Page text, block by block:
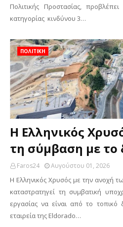
Πολιτικής Προστασίας,
κατηγορίας κινδύνου 3…
ΠΟΛΙΤΙΚΗ
Η Ελληνικός
τη σύμβαση με το
Faros24 Αυγούστου 01, 2026
Η Ελληνικός Χρυσός με την ανοχή
καταστρατηγεί τη συμβατική
εργασίας να είναι από το τοπικό
εταιρεία της Eldorado…